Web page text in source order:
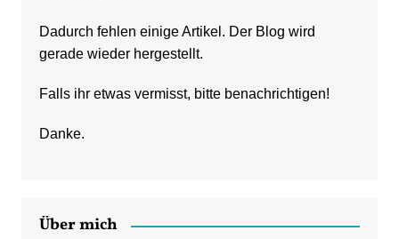
Dadurch fehlen einige Artikel. Der Blog wird
gerade wieder hergestellt.
Falls ihr etwas vermisst, bitte benachrichtigen!
Danke.
Über mich